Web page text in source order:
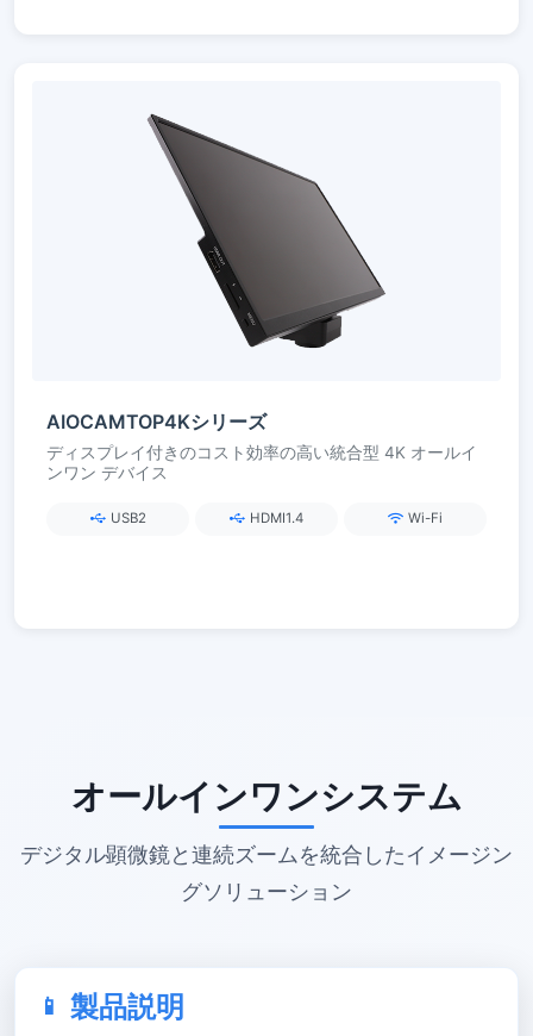
AIOCAMTOP4Kシリーズ
ディスプレイ付きのコスト効率の高い統合型 4K オールイ
ンワン デバイス
USB2 HDMI1.4 Wi-Fi
オールインワンシステム
デジタル顕微鏡と連続ズームを統合したイメージン
グソリューション
製品説明